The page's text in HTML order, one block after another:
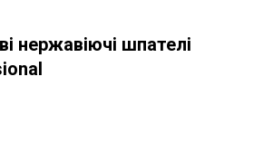
нержавіючі шпателі